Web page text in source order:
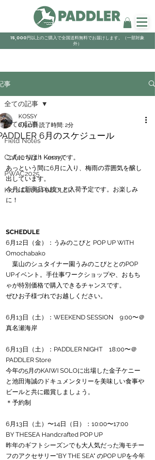
15,000円以上のご購入で全国送料無料でお届けします。（一部対象
外）
事
全ての記事
Field Notes
Coffee With Kenny
PWAC2025
Kid's CLUB PADDLER
全ての記事
6月のスケジュール
KOSSY
6月11日読了時間: 2分
こんにちは！Kossyです。
あっという間に6月に入り、梅雨の雰囲気を醸し
出しています。
今月は新商品も続々と入荷予定です。お楽しみ
に！
SCHEDULE
6月12日（金）：うみのこびと POP UP WITH
Omochabako
葉山のシュタイナー園うみのこびととのPOP
UPイベント。手仕事ワークショップや、おもち
ゃが特別価格で購入できるチャンスです。
ぜひお子様づれでお越しください。
6月13日（土）：WEEKEND SESSION　9:00〜＠
真名瀬海岸
6月13日（土）：PADDLER NIGHT　18:00〜＠
PADDLER Store
今年の5月のKAIWI SOLOに出場した金子ケニー
と池田海誠のドキュメンタリーを美味しい食事や
ビールと共に鑑賞しましょう。
＊予約制
6月13日（土）〜14日（日）：10:00〜17:00
BY THESEA Handcrafted POP UP
昨年のギフトシーズンでも大人気だった海モチー
フのアクセサリー"BY THE SEA" のPOP UPを今年